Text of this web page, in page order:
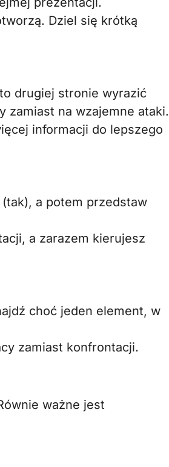
Dziel się krótką
to drugiej stronie wyrazić
zamiast na wzajemne ataki.
informacji do lepszego
a potem przedstaw
a zarazem kierujesz
choć jeden element, w
zamiast konfrontacji.
ważne jest